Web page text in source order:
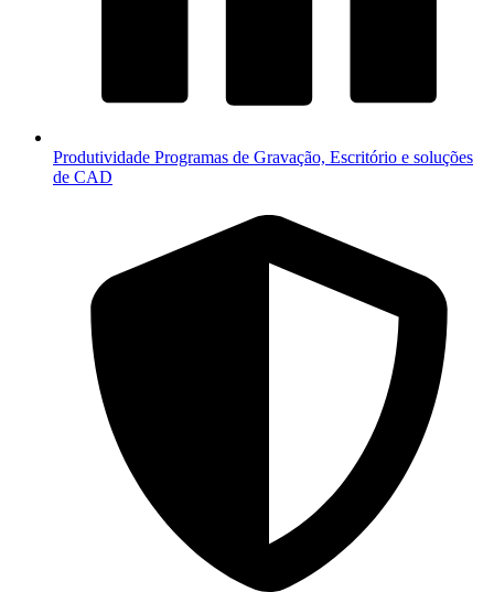
Produtividade Programas de Gravação, Escritório e soluções
de CAD